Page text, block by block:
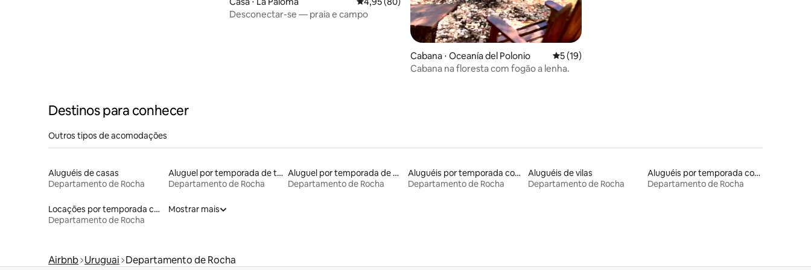
Desconectar-se — praia e campo
Cabana ⋅ Oceanía del Polonio 5 de uma avaliação média de 5, 19 avaliações
5 (19)
Cabana na floresta com fogão a lenha.
Destinos para conhecer
Outros tipos de acomodações
Aluguéis de casas
Departamento de Rocha
Aluguel por temporada de townhouses
Departamento de Rocha
Aluguel por temporada de casas de hóspedes
Departamento de Rocha
Aluguéis por temporada com caiaque
Departamento de Rocha
Aluguéis de vilas
Departamento de Rocha
Aluguéis por temporada com acesso à praia
Departamento de Rocha
Locações por temporada com piscina
Departamento de Rocha
Mostrar mais
Airbnb Uruguai Departamento de Rocha